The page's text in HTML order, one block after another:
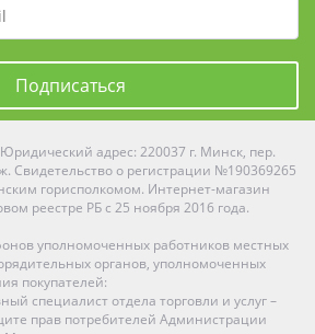
Подписаться
адрес: 220037 г. Минск, пер.
Свидетельство о регистрации №190369265
горисполкомом. Интернет-магазин
реестре РБ с 25 ноября 2016 года.
уполномоченных работников местных
органов, уполномоченных
покупателей:
специалист отдела торговли и услуг –
прав потребителей Администрации